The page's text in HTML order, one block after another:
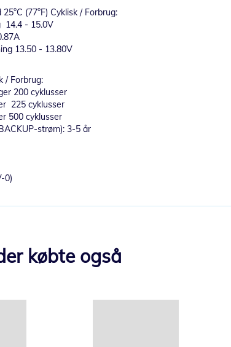
(77°F) Cyklisk / Forbrug:
14.4 - 15.0V
13.50 - 13.80V
/ Forbrug:
200 cyklusser
225 cyklusser
500 cyklusser
strøm): 3-5 år
0)
købte også